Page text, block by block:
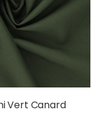
Vert Canard